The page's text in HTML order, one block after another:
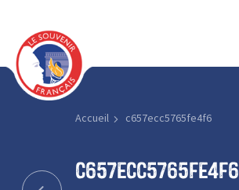
Accueil c657ecc5765fe4f6
c657ecc5765fe4f6